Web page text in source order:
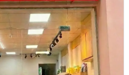
không?
cũcó thể là một lựa chọn
người muốn tiết kiệm chi
định mua máy cũ cần phải
do nhiều yếu tố tiềm ẩn có thể